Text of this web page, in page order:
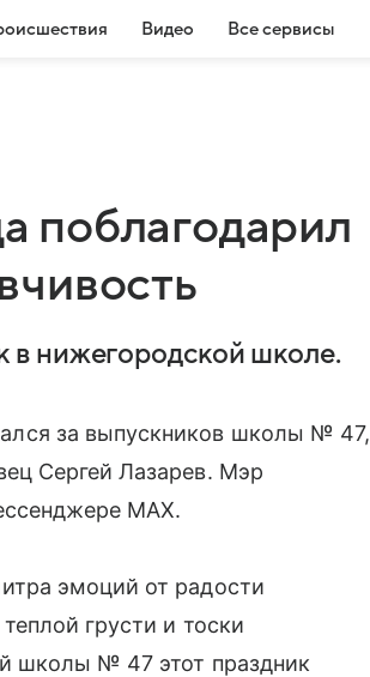
Видео Все сервисы
поблагодарил
в нижегородской школе.
за выпускников школы № 47,
Сергей Лазарев. Мэр
МАХ.
эмоций от радости
грусти и тоски
школы № 47 этот праздник